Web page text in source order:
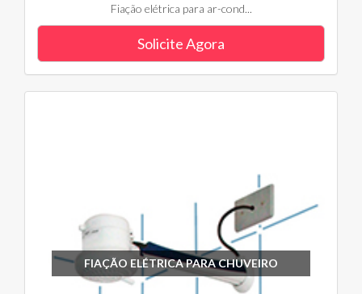
Fiação elétrica para ar-cond...
Solicite Agora
FIAÇÃO ELÉTRICA PARA CHUVEIRO